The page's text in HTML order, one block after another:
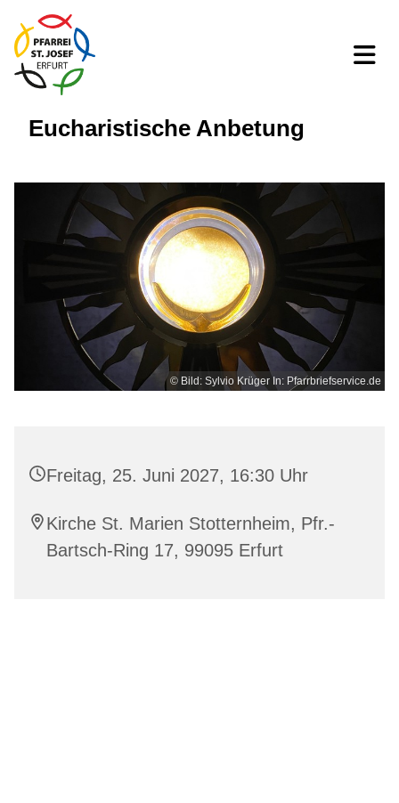
Eucharistische Anbetung
© Bild: Sylvio Krüger In: Pfarrbriefservice.de
Freitag, 25. Juni 2027, 16:30 Uhr
Kirche St. Marien Stotternheim, Pfr.-
Bartsch-Ring 17, 99095 Erfurt